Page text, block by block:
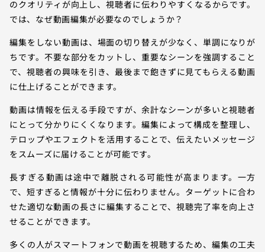
のクオリティが向上し、視聴者に伝わりやすくなるからです。
では、なぜ動画編集が必要なのでしょうか？
編集をしない動画は、場面の切り替えが少なく、単調になりが
ちです。不要な部分をカットし、重要なシーンを強調すること
で、視聴者の興味を引き、最後まで飽きずに見てもらえる動画
に仕上げることができます。
動画は情報を伝える手段ですが、余計なシーンが多いと視聴者
にとって分かりにくくなります。編集によって構成を整理し、
テロップやエフェクトを活用することで、伝えたいメッセージ
をスムーズに届けることが可能です。
長すぎる動画は途中で離脱される可能性が高まります。一方
で、短すぎると情報が十分に伝わりません。ターゲットに合わ
せた適切な動画の長さに編集することで、視聴完了率を向上さ
せることができます。
多くの人がスマートフォンで動画を視聴するため、編集の工夫